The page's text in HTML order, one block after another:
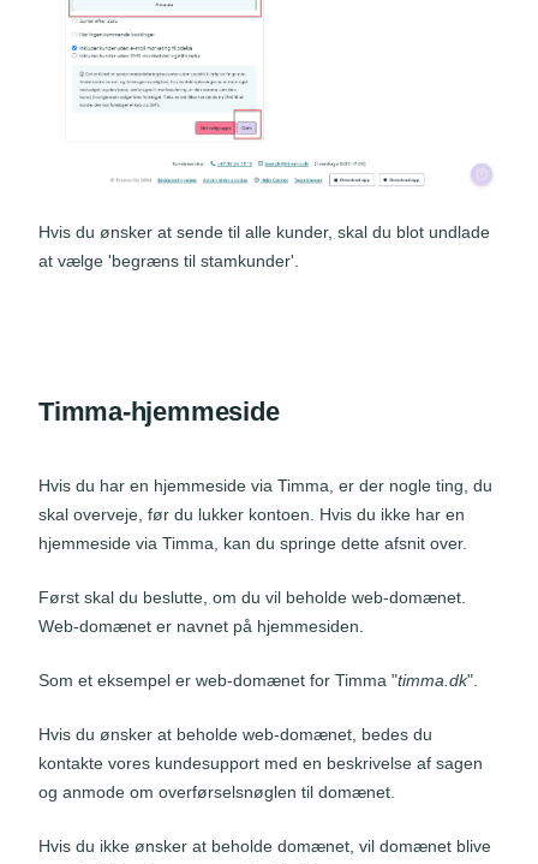
Hvis du ønsker at sende til alle kunder, skal du blot undlade
at vælge 'begræns til stamkunder'.
Timma-hjemmeside
Hvis du har en hjemmeside via Timma, er der nogle ting, du
skal overveje, før du lukker kontoen. Hvis du ikke har en
hjemmeside via Timma, kan du springe dette afsnit over.
Først skal du beslutte, om du vil beholde web-domænet.
Web-domænet er navnet på hjemmesiden.
Som et eksempel er web-domænet for Timma "timma.dk".
Hvis du ønsker at beholde web-domænet, bedes du
kontakte vores kundesupport med en beskrivelse af sagen
og anmode om overførselsnøglen til domænet.
Hvis du ikke ønsker at beholde domænet, vil domænet blive